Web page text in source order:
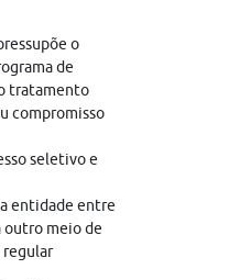
o
de
tratamento
compromisso
seletivo e
entidade entre
meio de
regular